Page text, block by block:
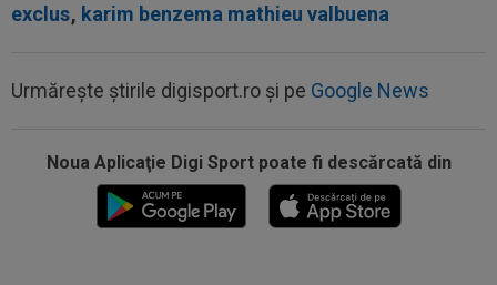
exclus, karim benzema mathieu valbuena
Urmărește știrile digisport.ro și pe Google News
Noua Aplicaţie Digi Sport poate fi descărcată din
00:27 EXCLUSIV
Radu Naum, reacția serii după ce
Marius Șumudică a început negocierile cu CFR...
OFICIAL
Dezastru: după Barcelona, a ratat